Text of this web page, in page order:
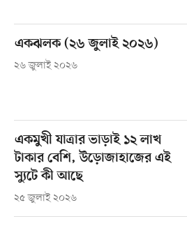
একঝলক (২৬ জুলাই ২০২৬)
২৬ জুলাই ২০২৬
একমুখী যাত্রার ভাড়াই ১২ লাখ
টাকার বেশি, উড়োজাহাজের এই
স্যুটে কী আছে
২৫ জুলাই ২০২৬